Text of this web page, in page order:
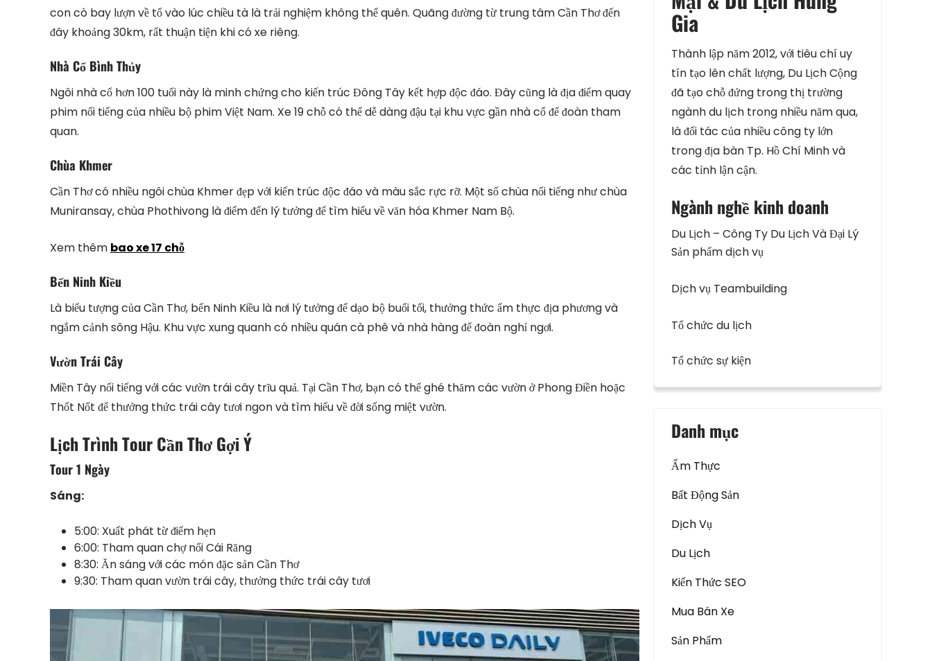
con cò bay lượn về tổ vào lúc chiều tà là trải nghiệm không thể quên. Quãng đường từ trung tâm Cần Thơ đến
đây khoảng 30km, rất thuận tiện khi có xe riêng.
Nhà Cổ Bình Thủy
Ngôi nhà cổ hơn 100 tuổi này là minh chứng cho kiến trúc Đông Tây kết hợp độc đáo. Đây cũng là địa điểm quay
phim nổi tiếng của nhiều bộ phim Việt Nam. Xe 19 chỗ có thể dễ dàng đậu tại khu vực gần nhà cổ để đoàn tham
quan.
Chùa Khmer
Cần Thơ có nhiều ngôi chùa Khmer đẹp với kiến trúc độc đáo và màu sắc rực rỡ. Một số chùa nổi tiếng như chùa
Muniransay, chùa Phothivong là điểm đến lý tưởng để tìm hiểu về văn hóa Khmer Nam Bộ.
Xem thêm bao xe 17 chỗ
Bến Ninh Kiều
Là biểu tượng của Cần Thơ, bến Ninh Kiều là nơi lý tưởng để dạo bộ buổi tối, thưởng thức ẩm thực địa phương và
ngắm cảnh sông Hậu. Khu vực xung quanh có nhiều quán cà phê và nhà hàng để đoàn nghỉ ngơi.
Vườn Trái Cây
Miền Tây nổi tiếng với các vườn trái cây trĩu quả. Tại Cần Thơ, bạn có thể ghé thăm các vườn ở Phong Điền hoặc
Thốt Nốt để thưởng thức trái cây tươi ngon và tìm hiểu về đời sống miệt vườn.
Lịch Trình Tour Cần Thơ Gợi Ý
Tour 1 Ngày
Sáng:
5:00: Xuất phát từ điểm hẹn
6:00: Tham quan chợ nổi Cái Răng
8:30: Ăn sáng với các món đặc sản Cần Thơ
9:30: Tham quan vườn trái cây, thưởng thức trái cây tươi
Gia
Thành lập năm 2012, với tiêu chí uy
tín tạo lên chất lượng, Du Lịch Cộng
đã tạo chỗ đứng trong thị trường
ngành du lịch trong nhiều năm qua,
là đối tác của nhiều công ty lớn
trong địa bàn Tp. Hồ Chí Minh và
các tỉnh lận cận.
Ngành nghề kinh doanh
Du Lịch – Công Ty Du Lịch Và Đại Lý
Sản phẩm dịch vụ
Dịch vụ Teambuilding
Tổ chức du lịch
Tổ chức sự kiện
Danh mục
Ẩm Thực
Bất Động Sản
Dịch Vụ
Du Lịch
Kiến Thức SEO
Mua Bán Xe
Sản Phẩm